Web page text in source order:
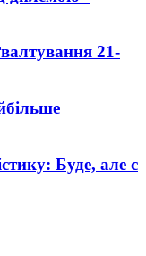
21-
Буде, але є